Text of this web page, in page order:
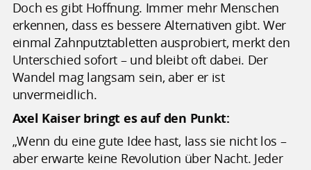
Doch es gibt Hoffnung. Immer mehr Menschen
erkennen, dass es bessere Alternativen gibt. Wer
einmal Zahnputztabletten ausprobiert, merkt den
Unterschied sofort – und bleibt oft dabei. Der
Wandel mag langsam sein, aber er ist
unvermeidlich.
Axel Kaiser bringt es auf den Punkt:
„Wenn du eine gute Idee hast, lass sie nicht los –
aber erwarte keine Revolution über Nacht. Jeder